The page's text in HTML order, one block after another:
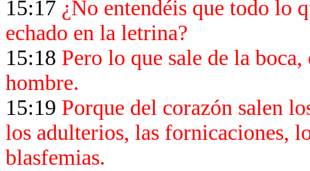
15:17 ¿No entendéis que todo lo
echado en la letrina?
15:18 Pero lo que sale de la
hombre.
15:19 Porque del corazón salen
los adulterios, las fornicaciones,
blasfemias.